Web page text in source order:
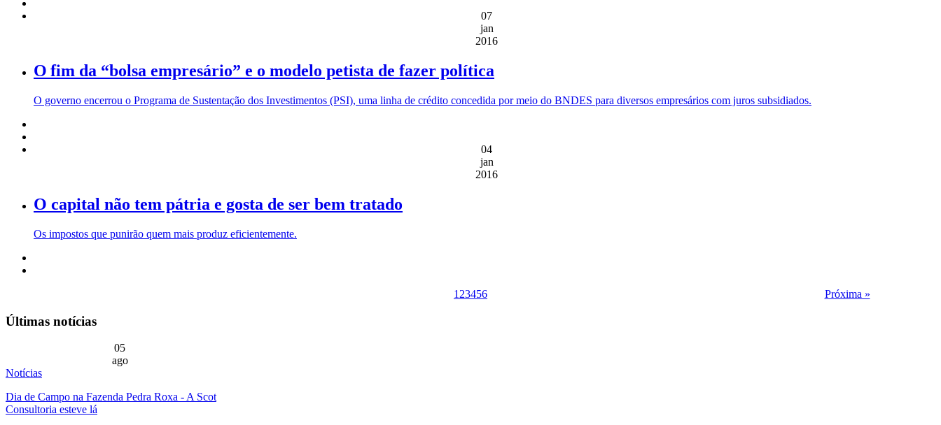
07
jan
2016
O fim da “bolsa empresário” e o modelo petista de fazer política
O governo encerrou o Programa de Sustentação dos Investimentos (PSI), uma linha de crédito concedida por meio do BNDES para diversos empresários com juros subsidiados.
04
jan
2016
O capital não tem pátria e gosta de ser bem tratado
Os impostos que punirão quem mais produz eficientemente.
1 23456 Próxima »
Últimas notícias
05
ago
Notícias
Dia de Campo na Fazenda Pedra Roxa - A Scot
Consultoria esteve lá